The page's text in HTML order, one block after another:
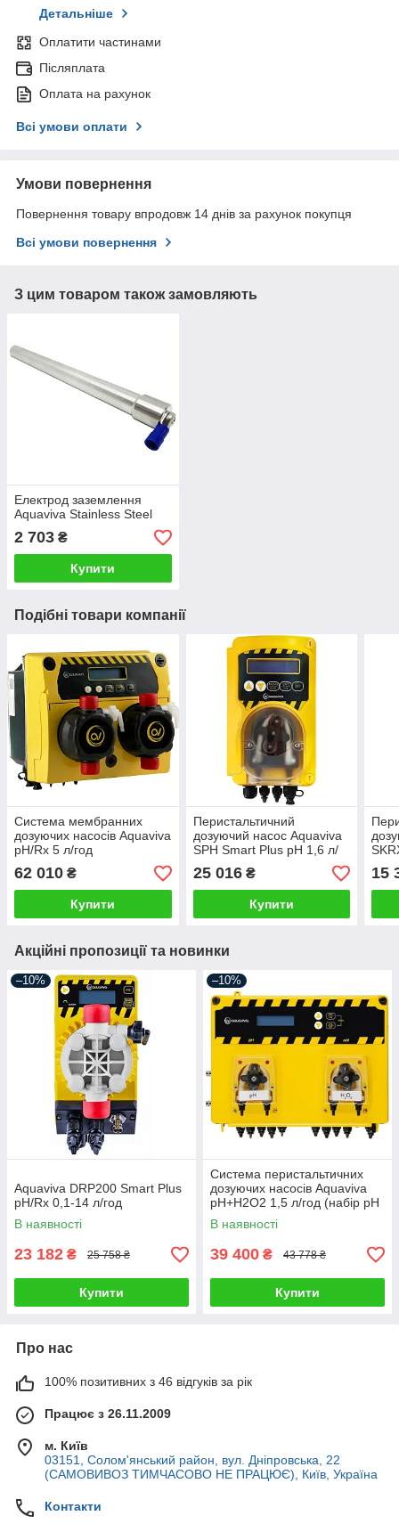
Детальніше
Оплатити частинами
Післяплата
Оплата на рахунок
Всі умови оплати
Умови повернення
Повернення товару впродовж 14 днів за рахунок покупця
Всі умови повернення
З цим товаром також замовляють
Електрод заземлення
Aquaviva Stainless Steel
2 703 ₴
Купити
Подібні товари компанії
Система мембранних
дозуючих насосів Aquaviva
pH/Rx 5 л/год
62 010 ₴
Купити
Перистальтичний
дозуючий насос Aquaviva
SPH Smart Plus pH 1,6 л/
25 016₴
Купити
15
Акційні пропозиції та новинки
–10%
Aquaviva DRP200 Smart Plus
pH/Rх 0,1-14 л/год
В наявності
23 182 ₴ 25 758 ₴
Купити
–10%
Система перистальтичних
дозуючих насосів Aquaviva
pH+H2O2 1,5 л/год (набір pH
в комплекті)
В наявності
39 400 ₴ 43 778 ₴
Купити
Про нас
100% позитивних з 46 відгуків за рік
Працює з 26.11.2009
м. Київ
03151, Солом'янський район, вул. Дніпровська, 22
(САМОВИВОЗ ТИМЧАСОВО НЕ ПРАЦЮЄ), Київ, Україна
Контакти